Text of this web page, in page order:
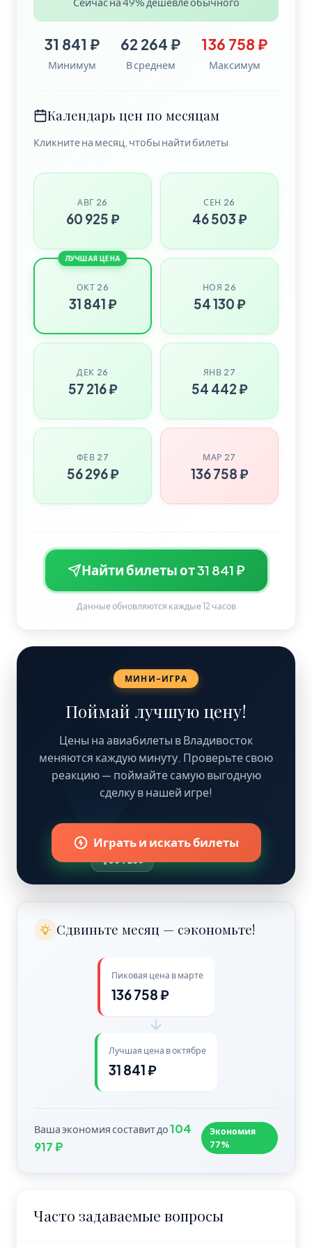
31 841 ₽
Минимум
62 264 ₽
В среднем
136 758 ₽
Максимум
Календарь цен по месяцам
Кликните на месяц, чтобы найти билеты
АВГ 26
60 925 ₽
СЕН 26
46 503 ₽
ЛУЧШАЯ ЦЕНА
ОКТ 26
31 841 ₽
НОЯ 26
54 130 ₽
ДЕК 26
57 216 ₽
ЯНВ 27
54 442 ₽
ФЕВ 27
56 296 ₽
МАР 27
136 758 ₽
Найти билеты от 31 841 ₽
Данные обновляются каждые 12 часов
60 925 ₽
МИНИ-ИГРА
Поймай лучшую цену!
Цены на авиабилеты в Владивосток
меняются каждую минуту. Проверьте свою
реакцию — поймайте самую выгодную
сделку в нашей игре!
Играть и искать билеты
Сдвиньте месяц — сэкономьте!
Пиковая цена в марте
136 758 ₽
Лучшая цена в октябре
31 841 ₽
Ваша экономия составит до104
917 ₽
Экономия
77%
Часто задаваемые вопросы